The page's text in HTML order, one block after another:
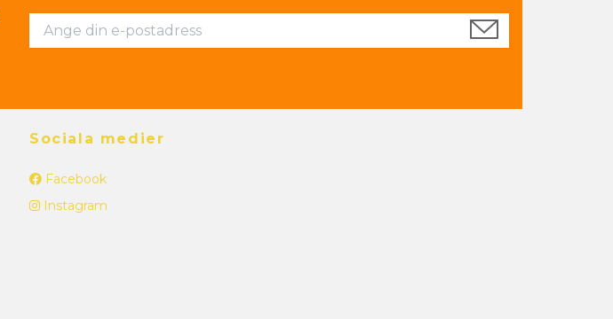
Sociala medier
Facebook
Instagram